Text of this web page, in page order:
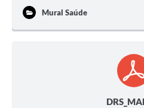
Mural Saúde